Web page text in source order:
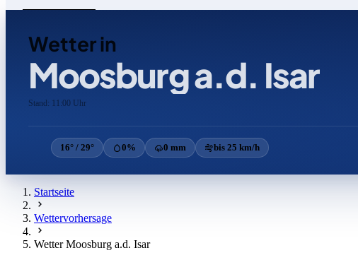
Wetter in
Moosburg a.d. Isar
Stand: 11:00 Uhr
16° / 29° 0% 0 mm bis 25 km/h
Startseite
Wettervorhersage
Wetter Moosburg a.d. Isar